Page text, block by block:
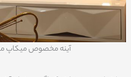
آینه مخصوص میکاپ